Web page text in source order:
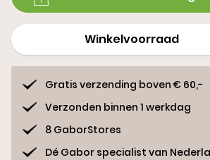
Winkelvoorraad
Gratis verzending boven € 60,-
Verzonden binnen 1 werkdag
8 GaborStores
Dé Gabor specialist van